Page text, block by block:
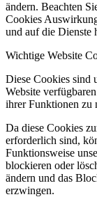
ändern. Beachten
Cookies
und auf die Dienste
Wichtige Website
Diese Cookies sind
Website
ihrer Funktionen zu
Da diese Cookies
erforderlich sind,
Funktionsweise
blockieren oder
ändern und das
erzwingen.